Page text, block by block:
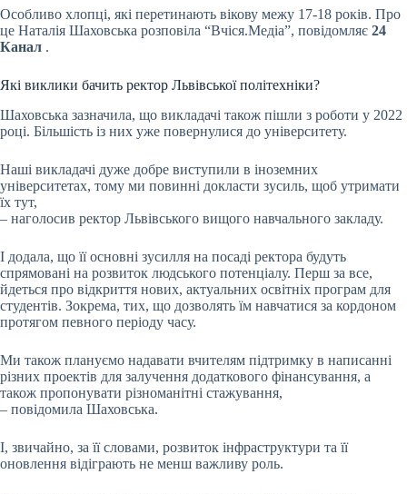
Особливо хлопці, які перетинають вікову межу 17-18 років. Про
це Наталія Шаховська розповіла “Вчіся.Медіа”, повідомляє 24
Канал .
Які виклики бачить ректор Львівської політехніки?
Шаховська зазначила, що викладачі також пішли з роботи у 2022
році. Більшість із них уже повернулися до університету.
Наші викладачі дуже добре виступили в іноземних
університетах, тому ми повинні докласти зусиль, щоб утримати
їх тут,
– наголосив ректор Львівського вищого навчального закладу.
І додала, що її основні зусилля на посаді ректора будуть
спрямовані на розвиток людського потенціалу. Перш за все,
йдеться про відкриття нових, актуальних освітніх програм для
студентів. Зокрема, тих, що дозволять їм навчатися за кордоном
протягом певного періоду часу.
Ми також плануємо надавати вчителям підтримку в написанні
різних проектів для залучення додаткового фінансування, а
також пропонувати різноманітні стажування,
– повідомила Шаховська.
І, звичайно, за її словами, розвиток інфраструктури та її
оновлення відіграють не менш важливу роль.